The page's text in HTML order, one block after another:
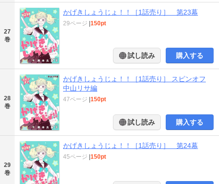
27
巻
かげきしょうじょ！！［1話売り］ 第23幕
29ページ 150pt
試し読み 購入する
28
巻
かげきしょうじょ！！［1話売り］ スピンオフ
中山リサ編
47ページ 150pt
試し読み 購入する
29
巻
かげきしょうじょ！！［1話売り］ 第24幕
45ページ 150pt